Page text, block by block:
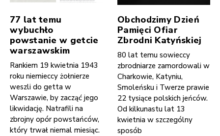
77 lat temu
wybuchło
powstanie w getcie
warszawskim
Rankiem 19 kwietnia 1943
roku niemieccy żołnierze
weszli do getta w
Warszawie, by zacząć jego
likwidację. Natrafili na
zbrojny opór powstańców,
który trwał niemal miesiąc.
Obchodzimy Dzień
Pamięci Ofiar
Zbrodni Katyńskiej
80 lat temu sowieccy
zbrodniarze zamordowali w
Charkowie, Katyniu,
Smoleńsku i Twerze prawie
22 tysiące polskich jeńców.
Od kilkunastu lat 13
kwietnia w szczególny
sposób